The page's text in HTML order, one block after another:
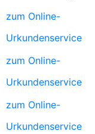
zum Online-
Urkundenservice
zum Online-
Urkundenservice
zum Online-
Urkundenservice